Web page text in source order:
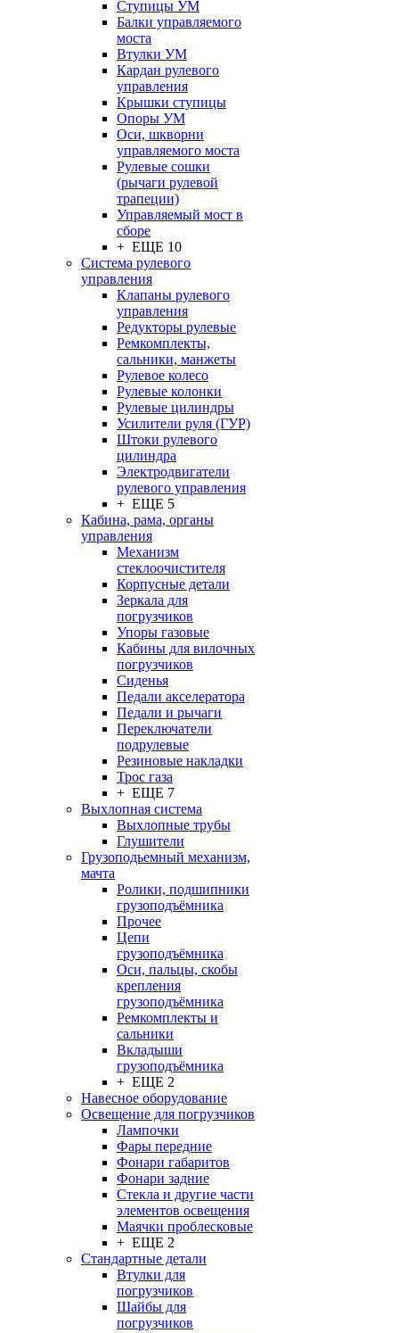
Ступицы УМ
Балки управляемого
моста
Втулки УМ
Кардан рулевого
управления
Крышки ступицы
Опоры УМ
Оси, шкворни
управляемого моста
Рулевые сошки
(рычаги рулевой
трапеции)
Управляемый мост в
сборе
+ ЕЩЕ 10
Система рулевого
управления
Клапаны рулевого
управления
Редукторы рулевые
Ремкомплекты,
сальники, манжеты
Рулевое колесо
Рулевые колонки
Рулевые цилиндры
Усилители руля (ГУР)
Штоки рулевого
цилиндра
Электродвигатели
рулевого управления
+ ЕЩЕ 5
Кабина, рама, органы
управления
Механизм
стеклоочистителя
Корпусные детали
Зеркала для
погрузчиков
Упоры газовые
Кабины для вилочных
погрузчиков
Сиденья
Педали акселератора
Педали и рычаги
Переключатели
подрулевые
Резиновые накладки
Трос газа
+ ЕЩЕ 7
Выхлопная система
Выхлопные трубы
Глушители
Грузоподьемный механизм,
мачта
Ролики, подшипники
грузоподъёмника
Прочее
Цепи
грузоподъёмника
Оси, пальцы, скобы
крепления
грузоподъёмника
Ремкомплекты и
сальники
Вкладыши
грузоподъёмника
+ ЕЩЕ 2
Навесное оборудование
Освещение для погрузчиков
Лампочки
Фары передние
Фонари габаритов
Фонари задние
Стекла и другие части
элементов освещения
Маячки проблесковые
+ ЕЩЕ 2
Стандартные детали
Втулки для
погрузчиков
Шайбы для
погрузчиков